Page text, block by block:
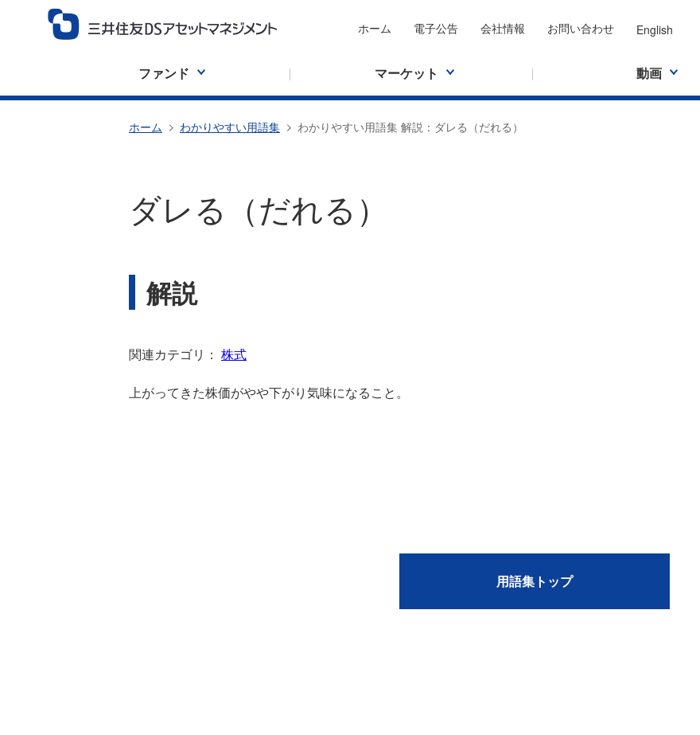
ホーム 電子公告 会社情報 お問い合わせ English
ファンド マーケット 動画
ホーム わかりやすい用語集 わかりやすい用語集 解説：ダレる（だれる）
ダレる（だれる）
解説
関連カテゴリ： 株式
上がってきた株価がやや下がり気味になること。
用語集トップ